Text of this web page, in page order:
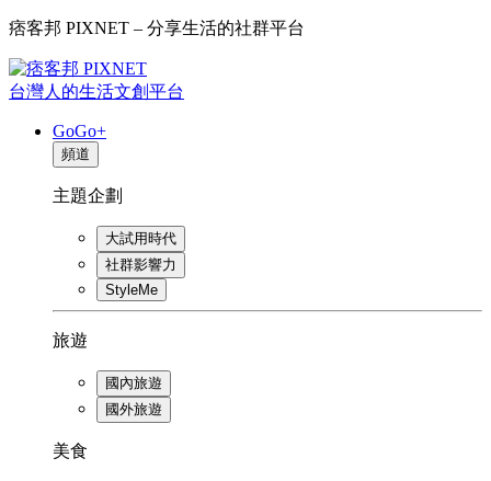
痞客邦 PIXNET – 分享生活的社群平台
台灣人的生活文創平台
GoGo+
頻道
主題企劃
大試用時代
社群影響力
StyleMe
旅遊
國內旅遊
國外旅遊
美食